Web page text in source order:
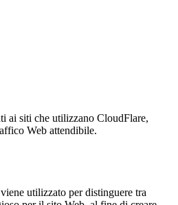
ai siti che utilizzano CloudFlare,
Web attendibile.
utilizzato per distinguere tra